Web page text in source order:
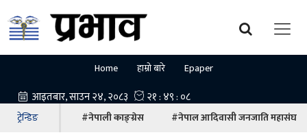
Home हाम्रो बारे Epaper
ट्रेन्डिङ #नेपाली काङ्ग्रेस #नेपाल आदिवासी जनजाति महासंघ